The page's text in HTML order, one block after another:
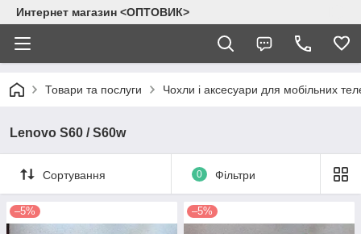
Интернет магазин <ОПТОВИК>
Товари та послуги Чохли і аксесуари для мобільних
Lenovo S60 / S60w
Сортування 0 Фільтри
–5% –5%